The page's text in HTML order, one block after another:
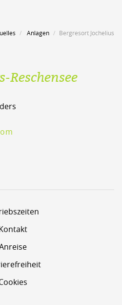
Anlagen Bergresort Jochelius
Reschensee